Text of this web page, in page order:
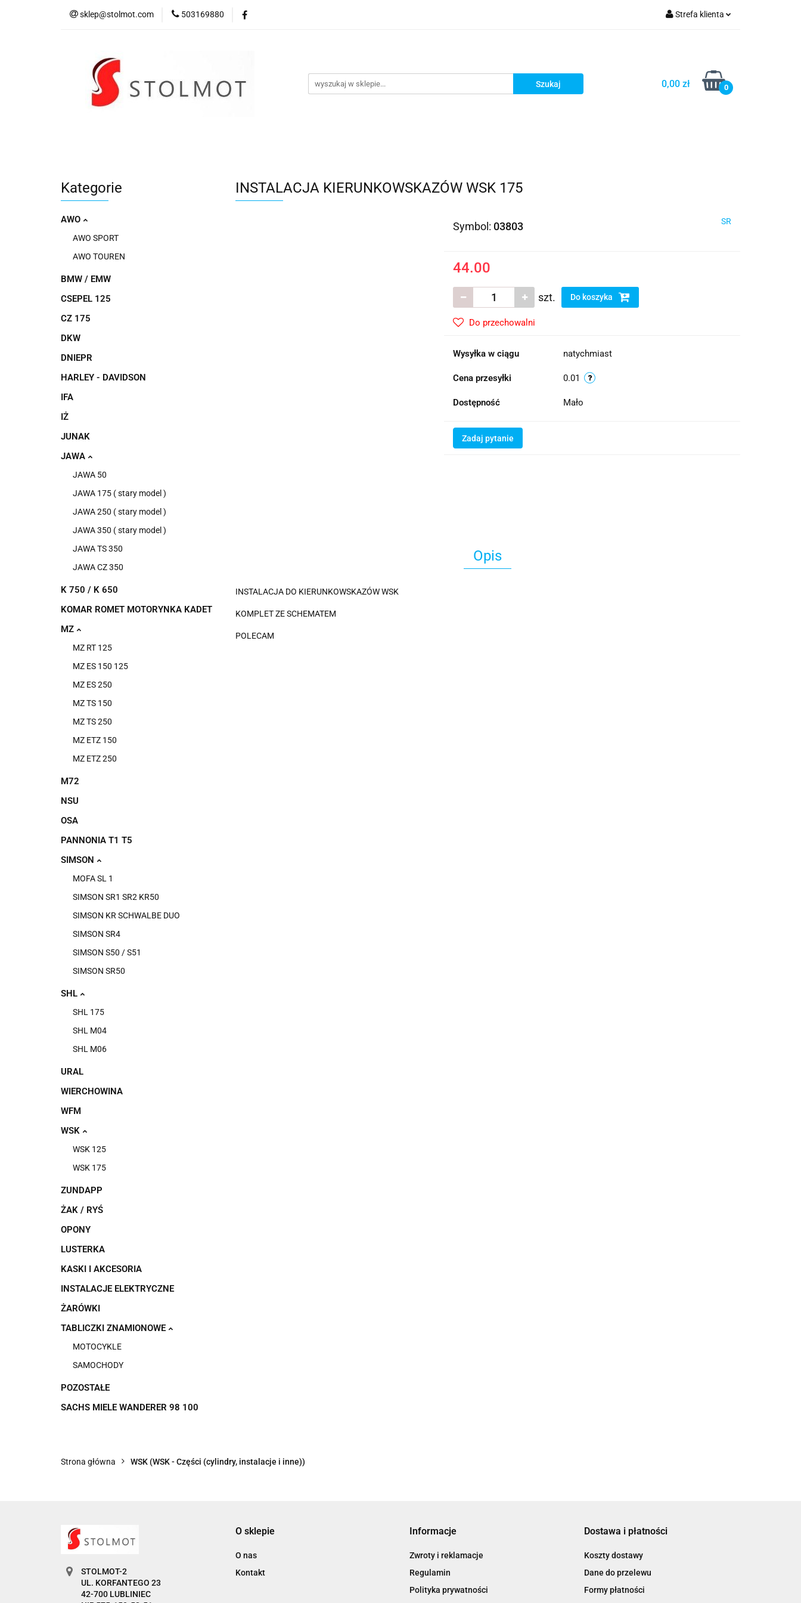
sklep@stolmot.com 503169880 Strefa klienta
Dodaj zgłoszenie
0,00 zł 0
Kategorie
AWO
AWO SPORT
AWO TOUREN
BMW / EMW
CSEPEL 125
CZ 175
DKW
DNIEPR
HARLEY - DAVIDSON
IFA
IŻ
JUNAK
JAWA
JAWA 50
JAWA 175 ( stary model )
JAWA 250 ( stary model )
JAWA 350 ( stary model )
JAWA TS 350
JAWA CZ 350
K 750 / K 650
KOMAR ROMET MOTORYNKA KADET
MZ
MZ RT 125
MZ ES 150 125
MZ ES 250
MZ TS 150
MZ TS 250
MZ ETZ 150
MZ ETZ 250
M72
NSU
OSA
PANNONIA T1 T5
SIMSON
MOFA SL 1
SIMSON SR1 SR2 KR50
SIMSON KR SCHWALBE DUO
SIMSON SR4
SIMSON S50 / S51
SIMSON SR50
SHL
SHL 175
SHL M04
SHL M06
URAL
WIERCHOWINA
WFM
WSK
WSK 125
WSK 175
ZUNDAPP
ŻAK / RYŚ
OPONY
LUSTERKA
KASKI I AKCESORIA
INSTALACJE ELEKTRYCZNE
ŻARÓWKI
TABLICZKI ZNAMIONOWE
MOTOCYKLE
SAMOCHODY
POZOSTAŁE
SACHS MIELE WANDERER 98 100
INSTALACJA KIERUNKOWSKAZÓW WSK 175
Symbol: 03803 SR
44.00
szt. Do koszyka
Do przechowalni
Wysyłka w ciągu natychmiast
Cena przesyłki 0.01
Dostępność Mało
Zadaj pytanie
Opis
INSTALACJA DO KIERUNKOWSKAZÓW WSK
KOMPLET ZE SCHEMATEM
POLECAM
Strona główna WSK (WSK - Części (cylindry, instalacje i inne))
STOLMOT-2
UL. KORFANTEGO 23
42-700 LUBLINIEC
O sklepie
O nas
Kontakt
Informacje
Zwroty i reklamacje
Regulamin
Polityka prywatności
Dostawa i płatności
Koszty dostawy
Dane do przelewu
Formy płatności